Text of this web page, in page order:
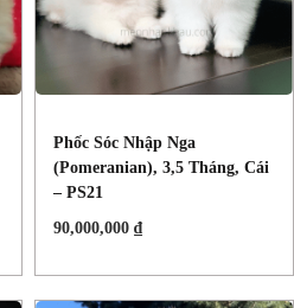
Phốc Sóc Nhập Nga
(Pomeranian), 3,5 Tháng, Cái
– PS21
90,000,000 ₫